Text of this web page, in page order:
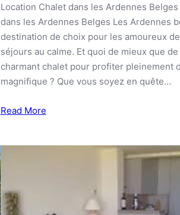
Location Chalet dans les Ardennes
dans les Ardennes Belges Les Ardennes
destination de choix pour les amoureux
séjours au calme. Et quoi de mieux que
charmant chalet pour profiter pleinement
magnifique ? Que vous soyez en quête…
Read More